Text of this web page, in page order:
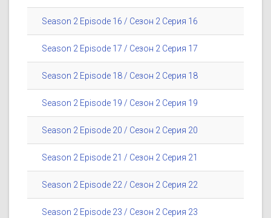
Season 2 Episode 16 / Сезон 2 Серия 16
Season 2 Episode 17 / Сезон 2 Серия 17
Season 2 Episode 18 / Сезон 2 Серия 18
Season 2 Episode 19 / Сезон 2 Серия 19
Season 2 Episode 20 / Сезон 2 Серия 20
Season 2 Episode 21 / Сезон 2 Серия 21
Season 2 Episode 22 / Сезон 2 Серия 22
Season 2 Episode 23 / Сезон 2 Серия 23